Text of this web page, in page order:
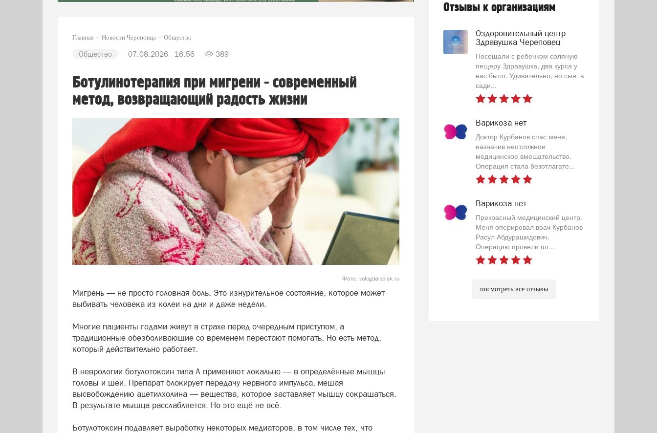
Главная Новости Череповца Общество
Общество 07.08.2026 - 16:56 389
Ботулинотерапия при мигрени - современный
метод, возвращающий радость жизни
Фото: vologda-poisk.ru
Мигрень — не просто головная боль. Это изнурительное состояние, которое может
выбивать человека из колеи на дни и даже недели.
Многие пациенты годами живут в страхе перед очередным приступом, а
традиционные обезболивающие со временем перестают помогать. Но есть метод,
который действительно работает.
В неврологии ботулотоксин типа А применяют локально — в определённые мышцы
головы и шеи. Препарат блокирует передачу нервного импульса, мешая
высвобождению ацетилхолина — вещества, которое заставляет мышцу сокращаться.
В результате мышца расслабляется. Но это ещё не всё.
Ботулотоксин подавляет выработку некоторых медиаторов, в том числе тех, что
Отзывы к организациям
Оздоровительный центр
Здравушка Череповец
Посещали с ребенком соляную
пещеру Здравушка, два курса у
нас было. Удивительно, но сын в
сади...
Варикоза нет
Доктор Курбанов спас меня,
назначив неотложное
медицинское вмешательство.
Операция стала безотлагате...
Варикоза нет
Прекрасный медицинский центр.
Меня оперировал врач Курбанов
Расул Абдурашидович.
Операцию провели шт...
посмотреть все отзывы